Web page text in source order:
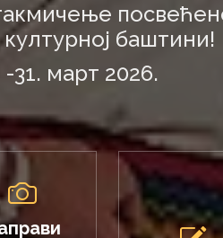
баштини!
31. март 2026.